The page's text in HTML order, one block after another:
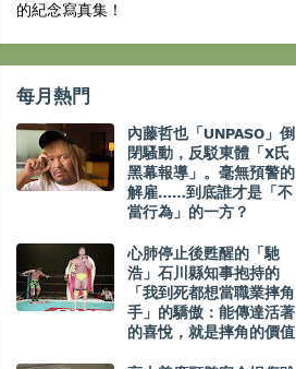
的紀念寫真集！
每月熱門
內藤哲也「UNPASO」倒
閉騷動，反駁東體「X氏
黑幕報導」。毫無預警的
解雇……到底誰才是「不
當行為」的一方？
心肺停止後甦醒的「馳
浩」石川縣知事抱持的
「我到死都想當職業摔角
手」的驕傲：能傳達活著
的喜悅，就是摔角的價值